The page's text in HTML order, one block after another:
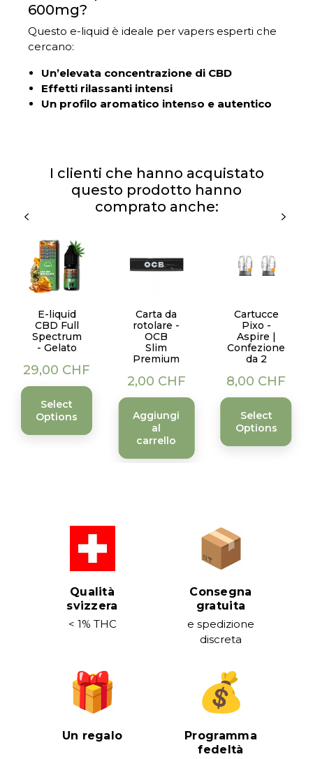
600mg?
Questo e-liquid è ideale per vapers esperti che
cercano:
Un’elevata concentrazione di CBD
Effetti rilassanti intensi
Un profilo aromatico intenso e autentico
I clienti che hanno acquistato
questo prodotto hanno
comprato anche:
E-liquid
CBD Full
Spectrum
- Gelato
Prezzo
29,00 CHF
Select
Options
Carta da
rotolare -
OCB
Slim
Premium
Prezzo
2,00 CHF
Aggiungi
al
carrello
Cartucce
Pixo -
Aspire |
Confezione
da 2
Prezzo
8,00 CHF
Select
Options
Qualità
svizzera
< 1% THC
Consegna
gratuita
e spedizione
discreta
Un regalo
Programma
fedeltà